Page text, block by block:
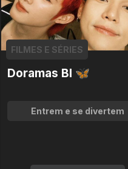
Doramas Bl 🦋
FILMES E SÉRIES
Entrem e se divertem